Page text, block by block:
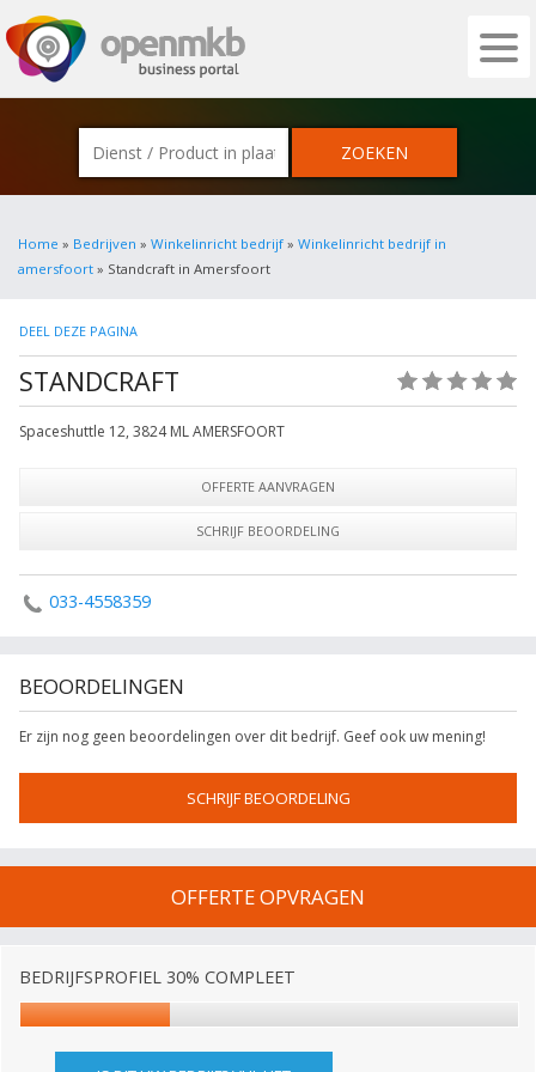
OPENMKB - DE ZAKELIJKE PORTAL
Home » Bedrijven » Winkelinricht bedrijf » Winkelinricht bedrijf in
amersfoort » Standcraft in Amersfoort
DEEL DEZE PAGINA
STANDCRAFT
Spaceshuttle 12, 3824 MLAMERSFOORT
OFFERTE AANVRAGEN
SCHRIJF BEOORDELING
033-4558359
BEOORDELINGEN
Er zijn nog geen beoordelingen over dit bedrijf. Geef ook uw mening!
SCHRIJF BEOORDELING
OFFERTE OPVRAGEN
BEDRIJFSPROFIEL 30% COMPLEET